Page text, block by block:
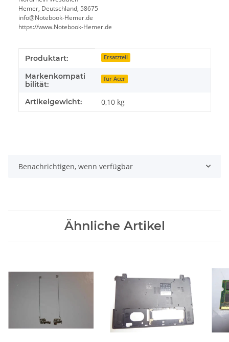
Hemer, Deutschland, 58675
info@Notebook-Hemer.de
https://www.Notebook-Hemer.de
Produkteigenschaft
Wert
Produktart: Ersatzteil
Markenkompati
bilität:
für Acer
Artikelgewicht: 0,10 kg
Benachrichtigen, wenn verfügbar
Ähnliche Artikel